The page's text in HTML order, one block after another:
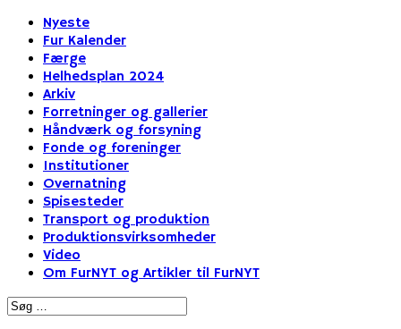
Nyeste
Fur Kalender
Færge
Helhedsplan 2024
Arkiv
Forretninger og gallerier
Håndværk og forsyning
Fonde og foreninger
Institutioner
Overnatning
Spisesteder
Transport og produktion
Produktionsvirksomheder
Video
Om FurNYT og Artikler til FurNYT